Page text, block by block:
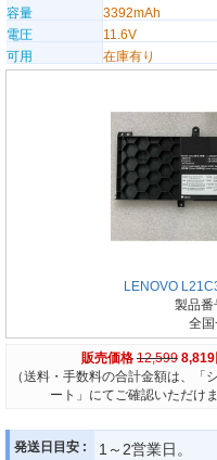
容量
3392mAh
電圧
11.6V
可用
在庫有り
LENOVO
製品
全
販売価格 12,599 8,819
（送料・手数料の合計金額は、「
ート」にてご確認いただけま
発送日目安 : 1～2営業日。